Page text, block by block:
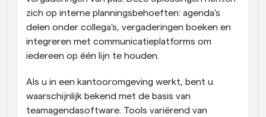
zich op interne planningsbehoeften: agenda's
delen onder collega's, vergaderingen boeken en
integreren met communicatieplatforms om
iedereen op één lijn te houden.
Als u in een kantooromgeving werkt, bent u
waarschijnlijk bekend met de basis van
teamagendasoftware. Tools variërend van